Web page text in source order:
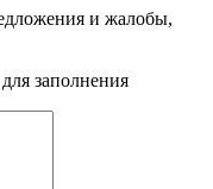
и жалобы,
заполнения